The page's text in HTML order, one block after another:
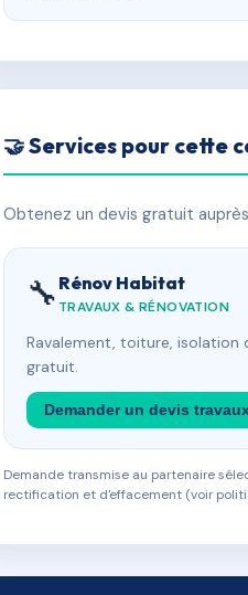
🤝 Services pour cette
Obtenez un devis gratuit
🔧 Rénov Habitat
TRAVAUX & RÉNOVATION
Ravalement, toiture, isolation
gratuit.
Demander un devis
Demande transmise au partenaire
rectification et d'effacement (voir